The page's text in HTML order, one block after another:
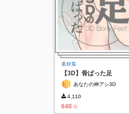
素材集
【3D】骨ばった足
Ver.2（右・左）
あなたの神アシ3D
4,110
640 G